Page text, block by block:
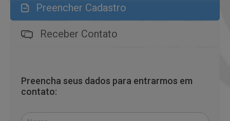
Preencher Cadastro
Receber Contato
Preencha seus dados para entrarmos em
contato: